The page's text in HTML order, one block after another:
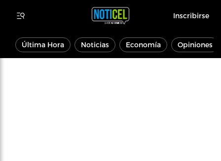
Inscribirse
Última Hora Noticias Economía Opiniones